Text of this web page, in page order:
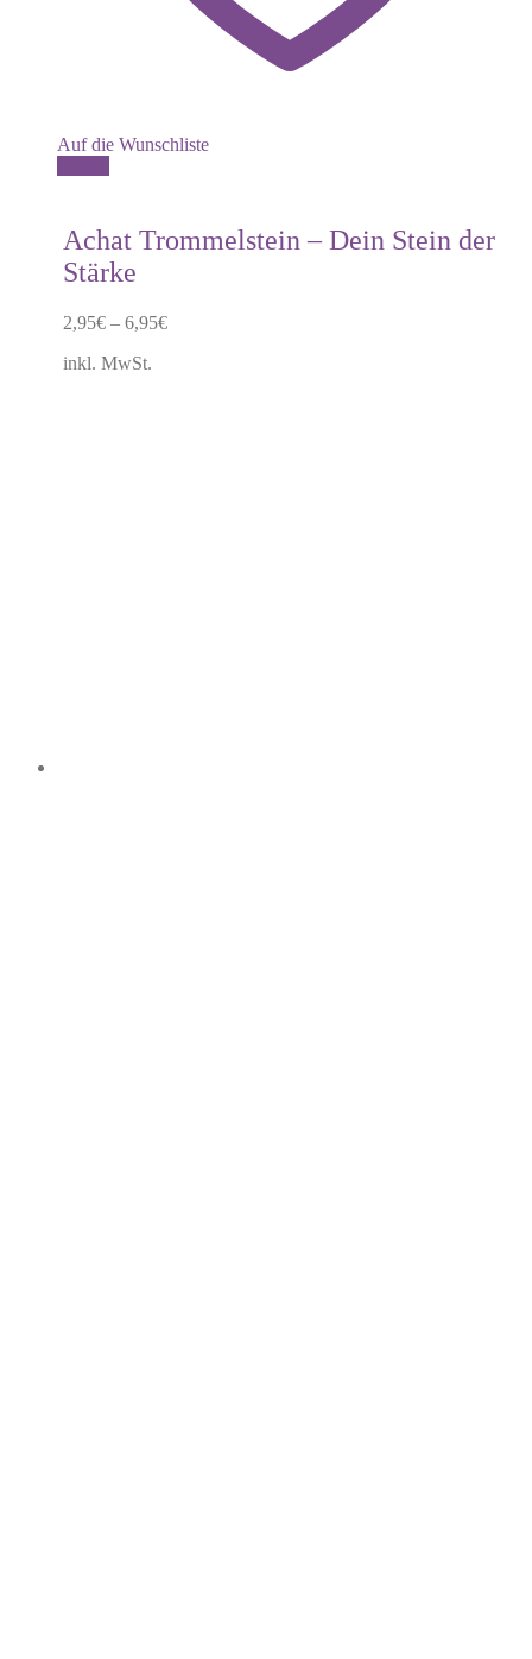
Auf die Wunschliste
mehrere
Varianten
auf.
Optionen
können
auf
Achat Trommelstein – Dein Stein der
Stärke
2,95€ – 6,95€
inkl. MwSt.